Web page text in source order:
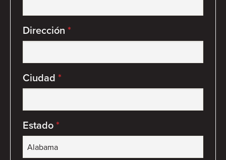
Dirección *
Ciudad *
Estado*